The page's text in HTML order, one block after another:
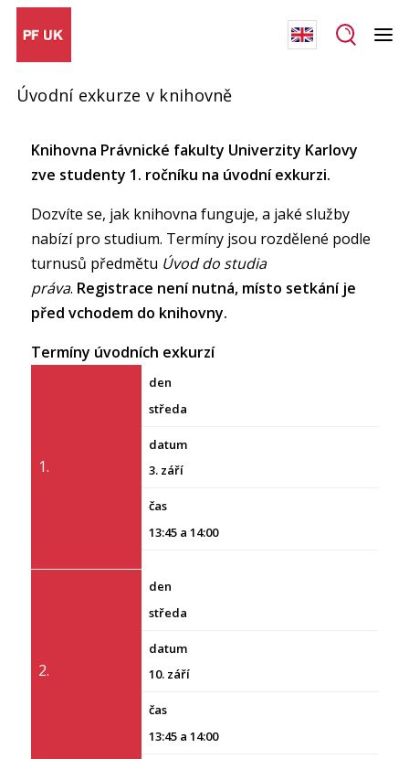
Úvodní exkurze v knihovně
Knihovna Právnické fakulty Univerzity Karlovy
zve studenty 1. ročníku na úvodní exkurzi.
Dozvíte se, jak knihovna funguje, a jaké služby
nabízí pro studium. Termíny jsou rozdělené podle
turnusů předmětu Úvod do studia
práva. Registrace není nutná, místo setkání je
před vchodem do knihovny.
Termíny úvodních exkurzí
1.
středa
3. září
13:45 a 14:00
2.
středa
10. září
13:45 a 14:00